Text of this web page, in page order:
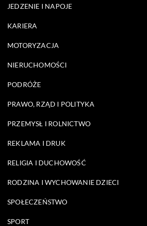
JEDZENIE I NAPOJE
KARIERA
MOTORYZACJA
NIERUCHOMOŚCI
PODRÓŻE
PRAWO, RZĄD I POLITYKA
PRZEMYSŁ I ROLNICTWO
REKLAMA I DRUK
RELIGIA I DUCHOWOŚĆ
RODZINA I WYCHOWANIE DZIECI
SPOŁECZEŃSTWO
SPORT